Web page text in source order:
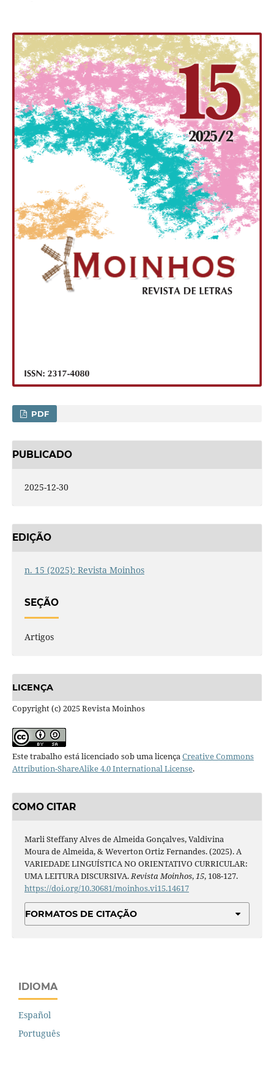
PDF
PUBLICADO
2025-12-30
EDIÇÃO
n. 15 (2025): Revista Moinhos
SEÇÃO
Artigos
LICENÇA
Copyright (c) 2025 Revista Moinhos
Este trabalho está licenciado sob uma licençaCreative Commons
Attribution-ShareAlike 4.0 International License.
COMO CITAR
Marli Steffany Alves de Almeida Gonçalves, Valdivina
Moura de Almeida, & Weverton Ortiz Fernandes. (2025). A
VARIEDADE LINGUÍSTICA NO ORIENTATIVO CURRICULAR:
UMA LEITURA DISCURSIVA.Revista Moinhos,15, 108-127.
https://doi.org/10.30681/moinhos.vi15.14617
FORMATOS DE CITAÇÃO
IDIOMA
Español
Português